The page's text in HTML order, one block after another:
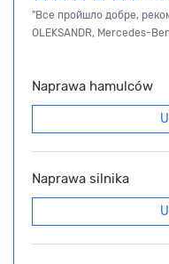
"Все пройшло добре,
OLEKSANDR, Mercedes-
Naprawa hamulców
Naprawa silnika